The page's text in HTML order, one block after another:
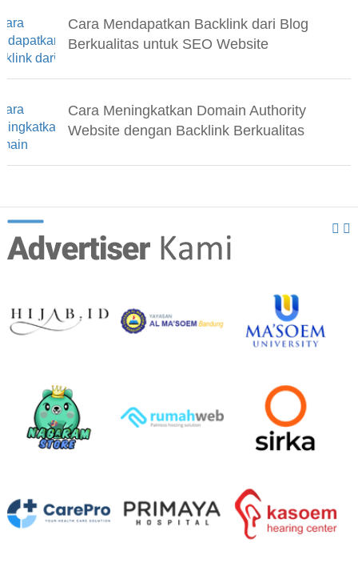
Cara Mendapatkan Backlink dari Blog
Berkualitas untuk SEO Website
Cara Meningkatkan Domain Authority
Website dengan Backlink Berkualitas